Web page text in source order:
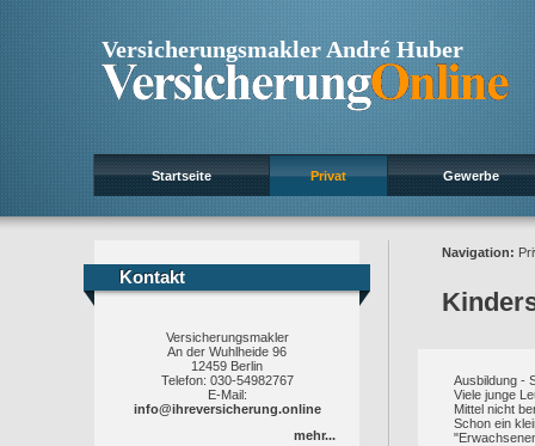
Versicherungsmakler André Huber
Startseite Privat Gewerbe
Kontakt
Kontakt
Versicherungsmakler
An der Wuhlheide 96
12459 Berlin
Telefon: 030-54982767
E-Mail:
info@ihreversicherung.online
mehr...
Navigation:
Ausbildung -
Viele junge
Mittel nicht
Schon ein